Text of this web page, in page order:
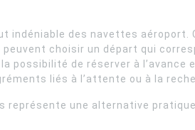
des navettes aéroport.
choisir un départ qui
possibilité de réserver à
liés à l’attente ou à la
représente une alternative